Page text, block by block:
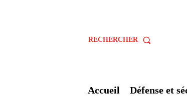
RECHERCHER
Accueil Défense et